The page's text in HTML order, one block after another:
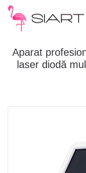
Aparat
laser diodă